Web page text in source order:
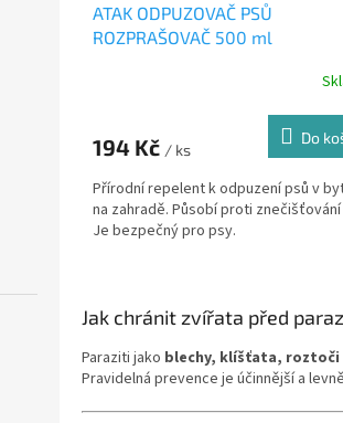
ATAK ODPUZOVAČ PSŮ
ROZPRAŠOVAČ 500 ml
194 Kč / ks
Do
Přírodní repelent k odpuzení psů v
na zahradě. Působí proti
Je bezpečný pro psy.
Jak chránit zvířata před
Paraziti jako blechy, klíšťata, roztoči
Pravidelná prevence je účinnější a